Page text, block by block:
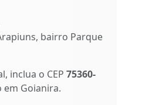
bairro Parque
inclua o CEP 75360-
Goianira.